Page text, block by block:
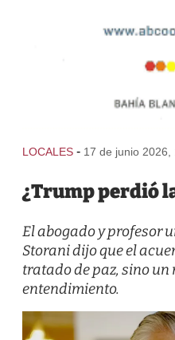
LOCALES - 17 de junio 2026,
¿Trump perdió
El abogado y profesor
Storani dijo que el
tratado de paz, sino
entendimiento.